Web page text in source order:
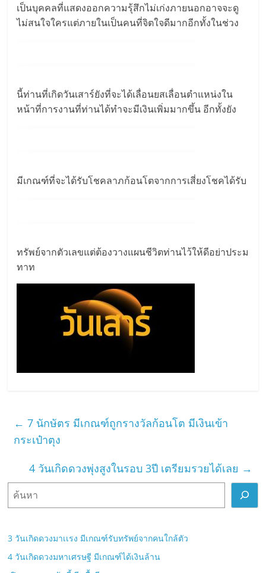
เป็นบุคคลที่แสดงออกความรุ้สึกไม่เก่งภายนอกอาจจะดู
ไม่สนใจใครแต่ภายในเป็นคนที่จิตใจดีมากอีกทั้งในช่วง
นี้ท่านที่เกิดวันเสาร์ยังที่จะได้เลื่อนยสเลื่อนตำแหน่งใน
หน้าที่การงานที่ท่านได้ทำจะมีเงินเพิ่มมากขึ้น อีกทั้งยัง
มีเกณฑ์ที่จะได้รับโชคลาภก้อนโตจากการเสี่ยงโชคได้รับ
ทรัพย์จากตัวเลขแต่ต้องวางแผนชีวิตท่านไว้ให้ดีอย่าประม
ทาท
← 7 นักษัตร มีเกณฑ์ถูกรางวัลก้อนโต มีเงินเข้า
กระเป๋าตุง
4 วันเกิดดวงพุ่งสูงในรอบ 3ปี เตรียมรวยได้เลย →
3 วันเกิดดวงมาเเรง มีเกณฑ์รับทรัพย์จากคนใกล้ตัว
4 วันเกิดดวงมหาเศรษฐี มีเกณฑ์ได้เงินล้าน